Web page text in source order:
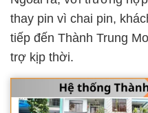
thay pin vì chai pin,
tiếp đến Thành Trung
trợ kịp thời.